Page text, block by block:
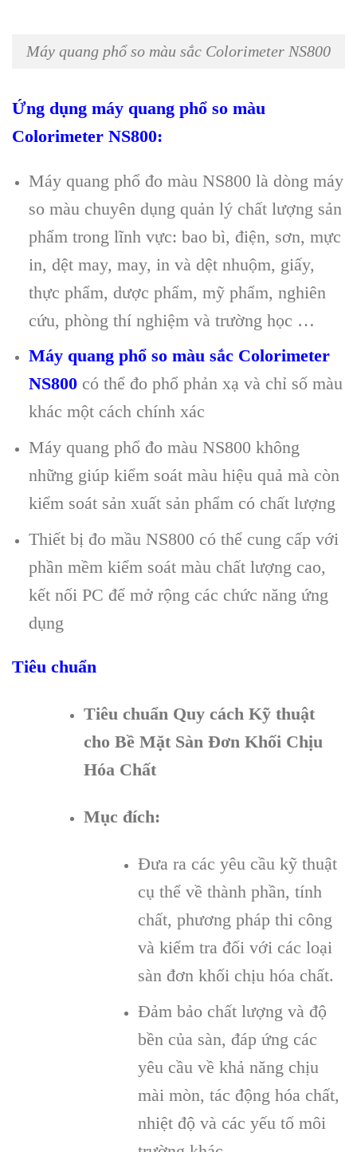
Máy quang phổ so màu sắc Colorimeter NS800
Ứng dụng máy quang phổ so màu
Colorimeter NS800:
Máy quang phổ đo màu NS800 là dòng máy
so màu chuyên dụng quản lý chất lượng sản
phẩm trong lĩnh vực: bao bì, điện, sơn, mực
in, dệt may, may, in và dệt nhuộm, giấy,
thực phẩm, dược phẩm, mỹ phẩm, nghiên
cứu, phòng thí nghiệm và trường học …
Máy quang phổ so màu sắc Colorimeter
NS800có thể đo phổ phản xạ và chỉ số màu
khác một cách chính xác
Máy quang phổ đo màu NS800 không
những giúp kiểm soát màu hiệu quả mà còn
kiểm soát sản xuất sản phẩm có chất lượng
Thiết bị đo mầu NS800 có thể cung cấp với
phần mềm kiểm soát màu chất lượng cao,
kết nối PC để mở rộng các chức năng ứng
dụng
Tiêu chuẩn
Tiêu chuẩn Quy cách Kỹ thuật
cho Bề Mặt Sàn Đơn Khối Chịu
Hóa Chất
Mục đích:
Đưa ra các yêu cầu kỹ thuật
cụ thể về thành phần, tính
chất, phương pháp thi công
và kiểm tra đối với các loại
sàn đơn khối chịu hóa chất.
Đảm bảo chất lượng và độ
bền của sàn, đáp ứng các
yêu cầu về khả năng chịu
mài mòn, tác động hóa chất,
nhiệt độ và các yếu tố môi